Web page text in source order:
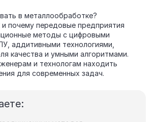
в металлообработке?
и почему передовые предприятия
методы с цифровыми
аддитивными технологиями,
качества и умными алгоритмами.
и технологам находить
для современных задач.